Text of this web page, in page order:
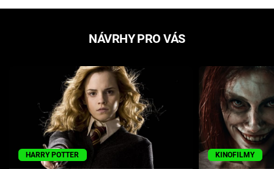
NÁVRHY PRO VÁS
HARRY POTTER KINOFILMY